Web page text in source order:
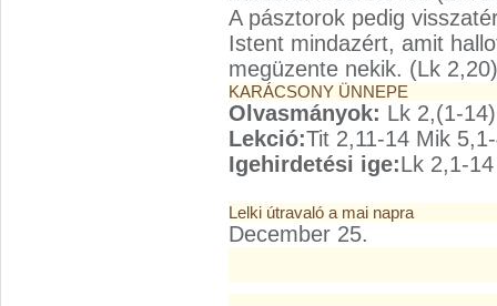
A pásztorok pedig
Istent mindazért, amit
megüzente nekik. (Lk 2,20)
KARÁCSONY ÜNNEPE
Olvasmányok: Lk 2,(1-
Lekció:Tit 2,11-14 Mik
Igehirdetési ige:Lk 2,1-14
Lelki útravaló a mai napra
December 25.